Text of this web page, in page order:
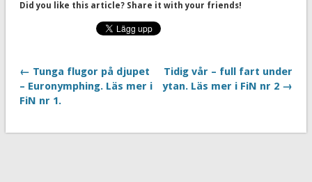
Did you like this article? Share it with your friends!
← Tunga flugor på djupet
– Euronymphing. Läs mer i
FiN nr 1.
Tidig vår – full fart under
ytan. Läs mer i FiN nr 2 →